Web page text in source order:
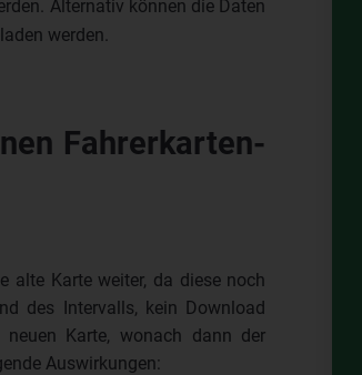
Alternativ können die Daten
werden.
Fahrerkarten-
alte Karte weiter, da diese noch
des Intervalls, kein Download
Karte, wonach dann der
Auswirkungen: